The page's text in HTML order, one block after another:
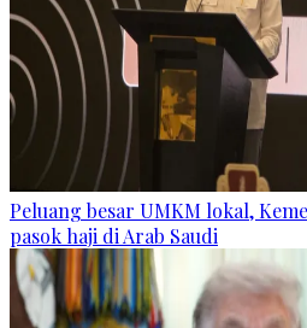
Peluang besar UMKM lokal,
pasok haji di Arab Saudi